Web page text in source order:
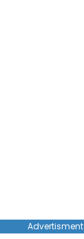
Advertisment